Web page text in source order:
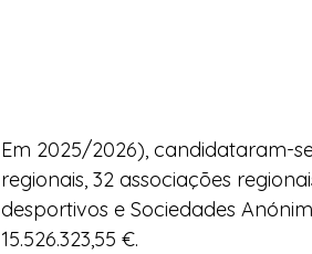
Em 2025/2026), candidataram-
regionais, 32 associações
desportivos e Sociedades
15.526.323,55 €.